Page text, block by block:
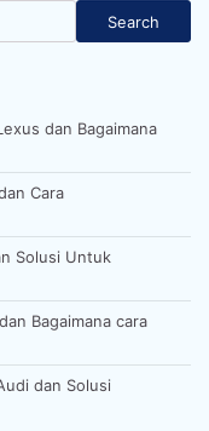
Search
dan Bagaimana
Cara
Solusi Untuk
Bagaimana cara
dan Solusi